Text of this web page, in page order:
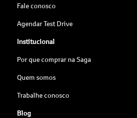
Fale conosco
Agendar Test Drive
Institucional
Por que comprar na Saga
Quem somos
Trabalhe conosco
Blog